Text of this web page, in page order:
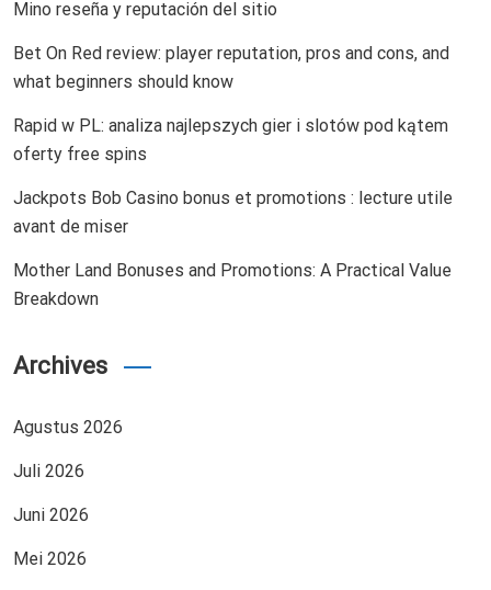
Mino reseña y reputación del sitio
Bet On Red review: player reputation, pros and cons, and
what beginners should know
Rapid w PL: analiza najlepszych gier i slotów pod kątem
oferty free spins
Jackpots Bob Casino bonus et promotions : lecture utile
avant de miser
Mother Land Bonuses and Promotions: A Practical Value
Breakdown
Archives
Agustus 2026
Juli 2026
Juni 2026
Mei 2026